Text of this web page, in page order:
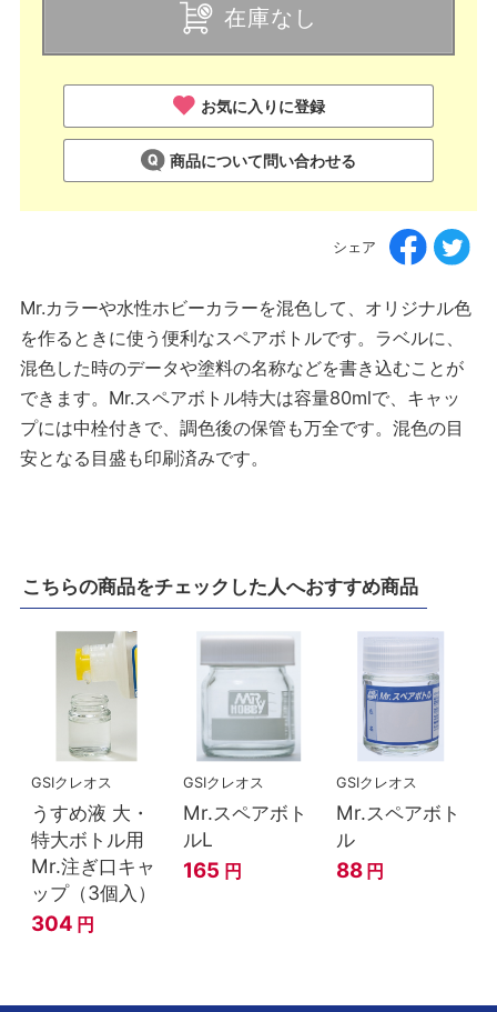
在庫なし
お気に入りに登録
商品について問い合わせる
シェア
Mr.カラーや水性ホビーカラーを混色して、オリジナル色
を作るときに使う便利なスペアボトルです。ラベルに、
混色した時のデータや塗料の名称などを書き込むことが
できます。Mr.スペアボトル特大は容量80mlで、キャッ
プには中栓付きで、調色後の保管も万全です。混色の目
安となる目盛も印刷済みです。
こちらの商品をチェックした人へおすすめ商品
GSIクレオス
うすめ液 大・
特大ボトル用
Mr.注ぎ口キャ
ップ（3個入）
304 円
GSIクレオス
Mr.スペアボト
ルL
165 円
GSIクレオス
Mr.スペアボト
ル
88 円